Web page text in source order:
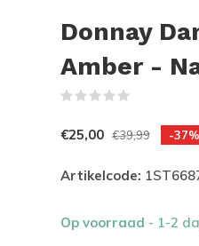
Donnay
Amber -
€25,00 €39,99 -37%
Artikelcode:
Op voorraad - 1-2